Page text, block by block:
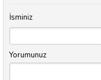
İsminiz
Yorumunuz